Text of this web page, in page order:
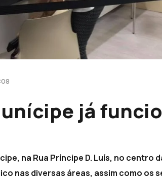
já
na Rua Príncipe D. Luís, no centro
nas diversas áreas, assim como os